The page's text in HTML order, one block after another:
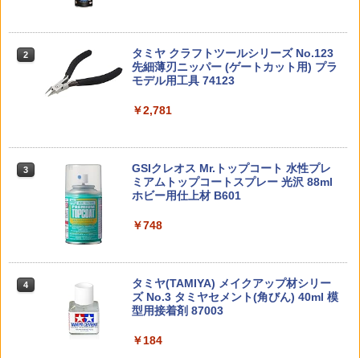
￥770
￥980
ー・ボーカル・シリーズ01 初音ミク 完
成品 フィギュア グッドスマイルカンパ
ニー(20251129)
￥4,200
3
【POP MART 公式ストア】《今だけP5
倍！》SKULLPANDA Chapter VIII ポ
ップマート スカルパンダ すかるぱんだ
モデル ギフト 推し活
トランスフォーマーニューレジェンズ
ウェーブ (可動フィギュア)
￥3,180
ド ガス ホップアップ 調整 カスタム ダイ
ヤル
ルCNC アジャスタブル リコイルスプリ
ングガイド w/ 強化スプリング for マル
イ G17Gen5 MOS◆2種類のスプリング
能
ピナー 回転式 飛行ボールトイ ミニドロ
ーン プレゼント
付き）
￥4,400
ピノ
￥4,496
2
TAMASHII NATIONS S.H.フィギュアー
ツ ONE PIECE シャンクス -マリンフォ
ード頂上決戦- 約165mm PVC&ABS&布
TAMASHII NATIONS S.H.フィギュアー
ツ（真骨彫製法） 仮面ライダーBLACK
可動フィギュア
TAMASHII NATIONS S.H.フィギュアー
LL 草薙素子 約140mm PVC&ABS製 塗
2
HG 機動戦士ガンダム00 グラハム専用ユ
ニオンフラッグカスタム 1/144スケール
色分け済みプラモデル
￥1,850
3
BANDAI SPIRITS(バンダイ スピリッツ)
30MS Fate/Grand Order アルトリア・
キャスター 色分け済みプラモデル
￥7,800
4
BANDAI SPIRITS(バンダイスピリッツ)
30MS SIS-H00 セスティエ[カラーC] 色
分け済みプラモデル
￥4,682
2
東京マルイ (TOKYO MARUI) ガスブロー
バックマシンガン No.14 20式 5.56mm
小銃 18歳以上 ガスブローバック
￥196,000
3
東京マルイ(TOKYO MARUI) No.21 H&K
USP HG 18歳以上エアーHOPハンドガン
コッキングライフル ブラック
￥4,761
2
タミヤ クラフトツールシリーズ No.123
先細薄刃ニッパー (ゲートカット用) プラ
モデル用工具 74123
￥2,781
3
GSIクレオス Mr.トップコート 水性プレ
ミアムトップコートスプレー 光沢 88ml
ホビー用仕上材 B601
￥748
4
タミヤ(TAMIYA) メイクアップ材シリー
ズ No.3 タミヤセメント(角びん) 40ml 模
型用接着剤 87003
￥184